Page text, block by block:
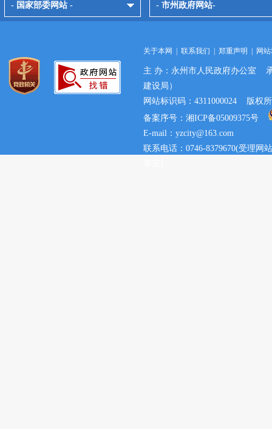
- 国家部委网站 - - 市州政府网站-
关于本网 联系我们 郑重声明 网
主 办：永州市人民政府办公室
建设局）
网站标识码：4311000024 版权
备案序号：湘ICP备05009375号
E-mail：yzcity@163.com
联系电话：0746-8379670(受理网